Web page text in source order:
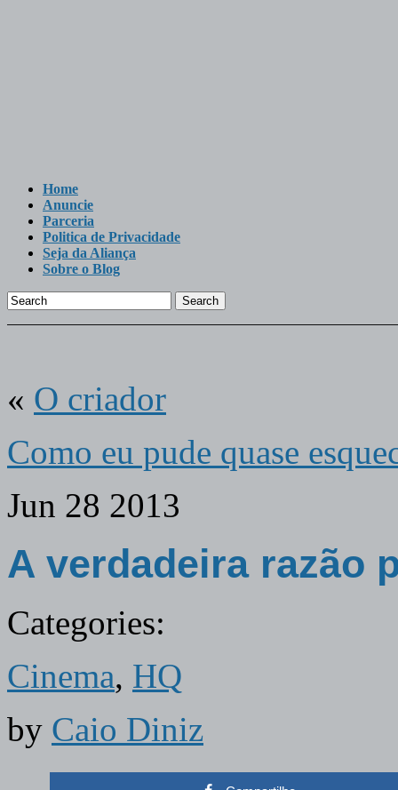
Home
Anuncie
Parceria
Politica de Privacidade
Seja da Aliança
Sobre o Blog
Search
« O criador
Como eu pude quase
Jun 28 2013
A verdadeira razão
Categories:
Cinema, HQ
by Caio Diniz